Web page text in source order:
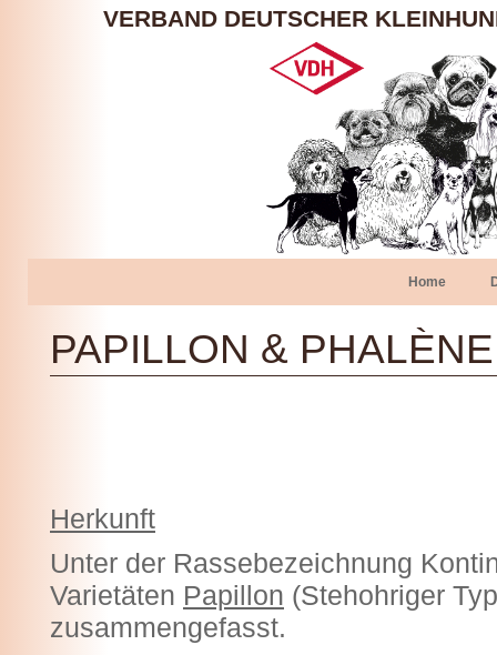
VERBAND DEUTSCHER
Home
PAPILLON & PHALÈNE
Herkunft
Unter der Rassebezeichnung
Varietäten Papillon (Stehohriger
zusammengefasst.